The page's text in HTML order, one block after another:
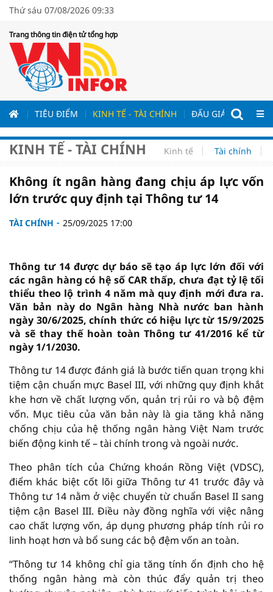
Thứ sáu 07/08/2026 09:33
Trang thông tin điện tử tổng hợp
TIÊU ĐIỂM KINH TẾ - TÀI CHÍNH ĐẤU GIÁ - ĐẤU
KINH TẾ - TÀI CHÍNH Kinh tế Tài chính
Không ít ngân hàng đang chịu áp lực vốn
lớn trước quy định tại Thông tư 14
TÀI CHÍNH 25/09/2025 17:00
Thông tư 14 được dự báo sẽ tạo áp lực lớn đối với
các ngân hàng có hệ số CAR thấp, chưa đạt tỷ lệ tối
thiểu theo lộ trình 4 năm mà quy định mới đưa ra.
Văn bản này do Ngân hàng Nhà nước ban hành
ngày 30/6/2025, chính thức có hiệu lực từ 15/9/2025
và sẽ thay thế hoàn toàn Thông tư 41/2016 kể từ
ngày 1/1/2030.
Thông tư 14 được đánh giá là bước tiến quan trọng khi
tiệm cận chuẩn mực Basel III, với những quy định khắt
khe hơn về chất lượng vốn, quản trị rủi ro và bộ đệm
vốn. Mục tiêu của văn bản này là gia tăng khả năng
chống chịu của hệ thống ngân hàng Việt Nam trước
biến động kinh tế – tài chính trong và ngoài nước.
Theo phân tích của Chứng khoán Rồng Việt (VDSC),
điểm khác biệt cốt lõi giữa Thông tư 41 trước đây và
Thông tư 14 nằm ở việc chuyển từ chuẩn Basel II sang
tiệm cận Basel III. Điều này đồng nghĩa với việc nâng
cao chất lượng vốn, áp dụng phương pháp tính rủi ro
linh hoạt hơn và bổ sung các bộ đệm vốn an toàn.
“Thông tư 14 không chỉ gia tăng tính ổn định cho hệ
thống ngân hàng mà còn thúc đẩy quản trị theo